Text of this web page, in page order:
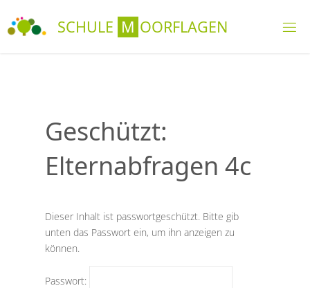
content
SCHULE M OORFLAGEN
Geschützt:
Elternabfragen 4c
Dieser Inhalt ist passwortgeschützt. Bitte gib
unten das Passwort ein, um ihn anzeigen zu
können.
Passwort: